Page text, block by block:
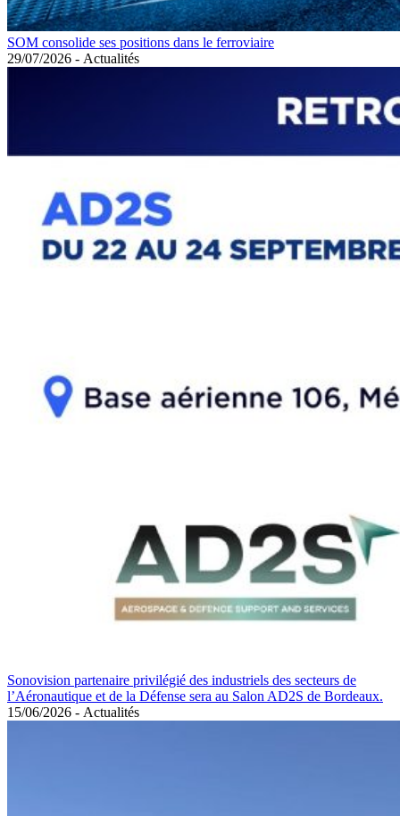
SOM consolide ses positions dans le ferroviaire
29/07/2026 - Actualités
Sonovision partenaire privilégié des industriels des secteurs de
l’Aéronautique et de la Défense sera au Salon AD2S de Bordeaux.
15/06/2026 - Actualités